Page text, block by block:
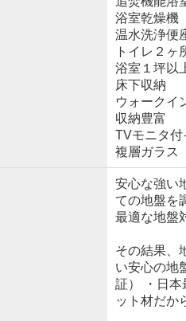
浴室乾燥機
温水洗浄便
トイレ２ヶ
浴室１坪以
床下収納
ウォークイ
収納豊富
TVモニタ付
複層ガラス
安心な強い
ての地盤を
最適な地盤
その結果、
い安心の地
証） ・日本
ット材だか